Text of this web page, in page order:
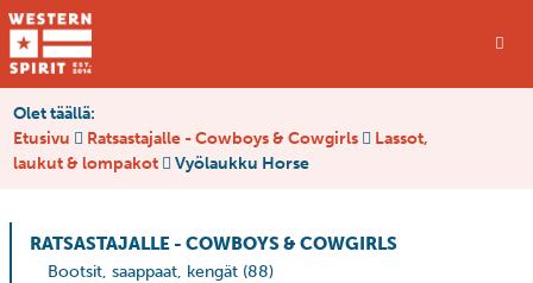
Olet täällä:
Etusivu
Ratsastajalle - Cowboys & Cowgirls
Lassot,
laukut & lompakot
Vyölaukku Horse
RATSASTAJALLE - COWBOYS & COWGIRLS
Bootsit, saappaat, kengät (88)